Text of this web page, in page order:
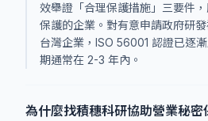
效舉證「合理保護措施」三要件
保護的企業。對有意申請政府研
台灣企業，ISO 56001 認證已逐
期通常在 2-3 年內。
為什麼找積穗科研協助營業秘密